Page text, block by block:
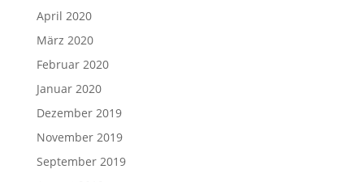
April 2020
März 2020
Februar 2020
Januar 2020
Dezember 2019
November 2019
September 2019